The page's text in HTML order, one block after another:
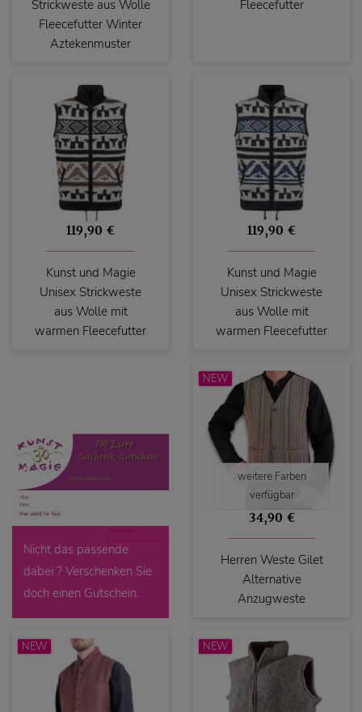
Strickweste aus Wolle
Fleecefutter Winter
Aztekenmuster
Fleecefutter
119,90 €
Kunst und Magie
Unisex Strickweste
aus Wolle mit
warmen Fleecefutter
119,90 €
Kunst und Magie
Unisex Strickweste
aus Wolle mit
warmen Fleecefutter
Nicht das passende
dabei ? Verschenken Sie
doch einen Gutschein.
weitere Farben
verfügbar
NEW
34,90 €
Herren Weste Gilet
Alternative
Anzugweste
NEW NEW